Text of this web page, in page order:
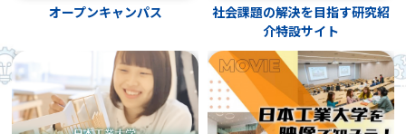
オープンキャンパス
社会課題の解決を目指す研究紹
介特設サイト